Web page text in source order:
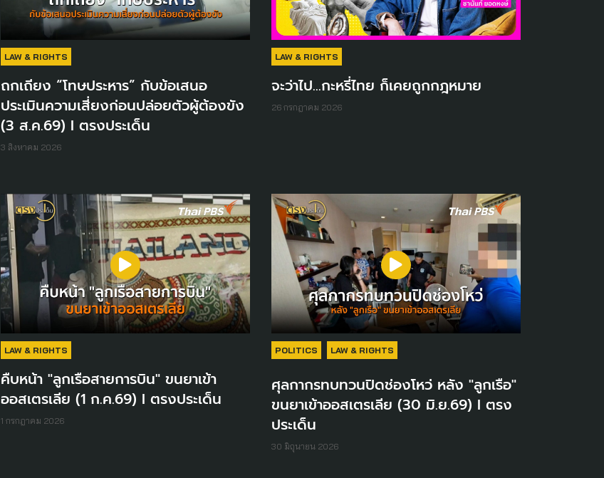
LAW & RIGHTS
ถกเถียง “โทษประหาร” กับข้อเสนอ
ประเมินความเสี่ยงก่อนปล่อยตัวผู้ต้องขัง
(3 ส.ค.69) I ตรงประเด็น
3 สิงหาคม 2026
LAW & RIGHTS
จะว่าไป...กะหรี่ไทย ก็เคยถูกกฎหมาย
26 กรกฎาคม 2026
LAW & RIGHTS
คืบหน้า "ลูกเรือสายการบิน" ขนยาเข้า
ออสเตรเลีย (1 ก.ค.69) I ตรงประเด็น
1 กรกฎาคม 2026
POLITICS LAW & RIGHTS
ศุลกากรทบทวนปิดช่องโหว่ หลัง "ลูกเรือ"
ขนยาเข้าออสเตรเลีย (30 มิ.ย.69) I ตรง
ประเด็น
30 มิถุนายน 2026